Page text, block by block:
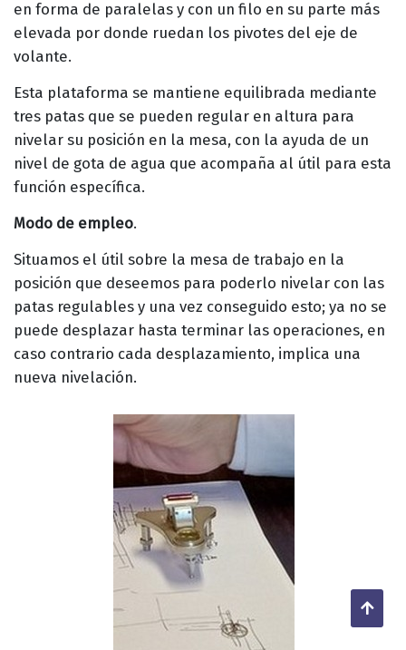
en forma de paralelas y con un filo en su parte más
elevada por donde ruedan los pivotes del eje de
volante.
Esta plataforma se mantiene equilibrada mediante
tres patas que se pueden regular en altura para
nivelar su posición en la mesa, con la ayuda de un
nivel de gota de agua que acompaña al útil para esta
función específica.
Modo de empleo.
Situamos el útil sobre la mesa de trabajo en la
posición que deseemos para poderlo nivelar con las
patas regulables y una vez conseguido esto; ya no se
puede desplazar hasta terminar las operaciones, en
caso contrario cada desplazamiento, implica una
nueva nivelación.